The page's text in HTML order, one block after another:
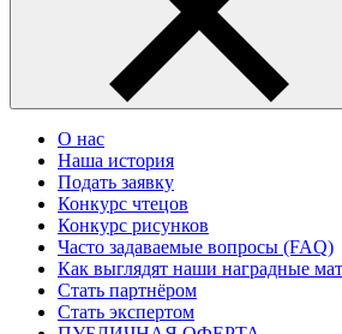
О нас
Наша история
Подать заявку
Конкурс чтецов
Конкурс рисунков
Часто задаваемые вопросы (FAQ)
Как выглядят наши наградные
Стать партнёром
Стать экспертом